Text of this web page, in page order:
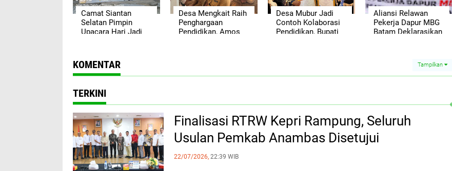
Camat Siantan
Selatan Pimpin
Upacara Hari Jadi
Kacamata Baca
Gratis
Desa Mengkait Raih
Penghargaan
Pendidikan, Amos
Muda
Desa Mubur Jadi
Contoh Kolaborasi
Pendidikan, Bupati
Aliansi Relawan
Pekerja Dapur MBG
Batam Deklarasikan
KOMENTAR Tampilkan
TERKINI
Finalisasi RTRW Kepri Rampung, Seluruh
Usulan Pemkab Anambas Disetujui
22/07/2026, 22:39 WIB